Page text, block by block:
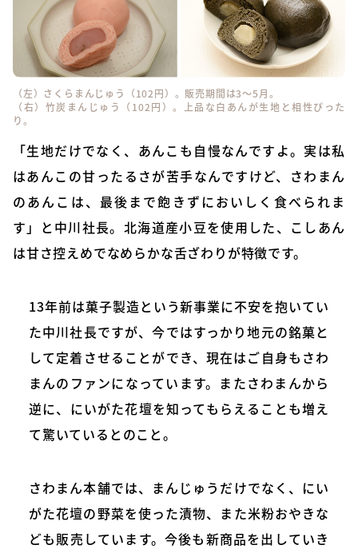
（左）さくらまんじゅう（102円）。販売期間は3～5月。
（右）竹炭まんじゅう（102円）。上品な白あんが生地と相性ぴった
り。
「生地だけでなく、あんこも自慢なんですよ。実は私
はあんこの甘ったるさが苦手なんですけど、さわまん
のあんこは、最後まで飽きずにおいしく食べられま
す」と中川社長。北海道産小豆を使用した、こしあん
は甘さ控えめでなめらかな舌ざわりが特徴です。
13年前は菓子製造という新事業に不安を抱いてい
た中川社長ですが、今ではすっかり地元の銘菓と
して定着させることができ、現在はご自身もさわ
まんのファンになっています。またさわまんから
逆に、にいがた花壇を知ってもらえることも増え
て驚いているとのこと。
さわまん本舗では、まんじゅうだけでなく、にい
がた花壇の野菜を使った漬物、また米粉おやきな
ども販売しています。今後も新商品を出していき